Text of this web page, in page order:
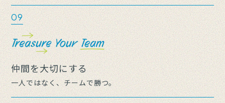
09
仲間を大切にする
一人ではなく、チームで勝つ。